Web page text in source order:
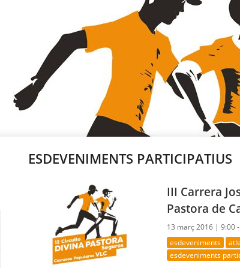
ESDEVENIMENTS PARTICIPATIUS
III Carrera
Pastora de
13 març 2016 |9:00
esdeveniments
esdeveniments